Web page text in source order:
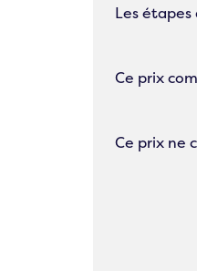
Les étapes
Ce prix
Ce prix ne